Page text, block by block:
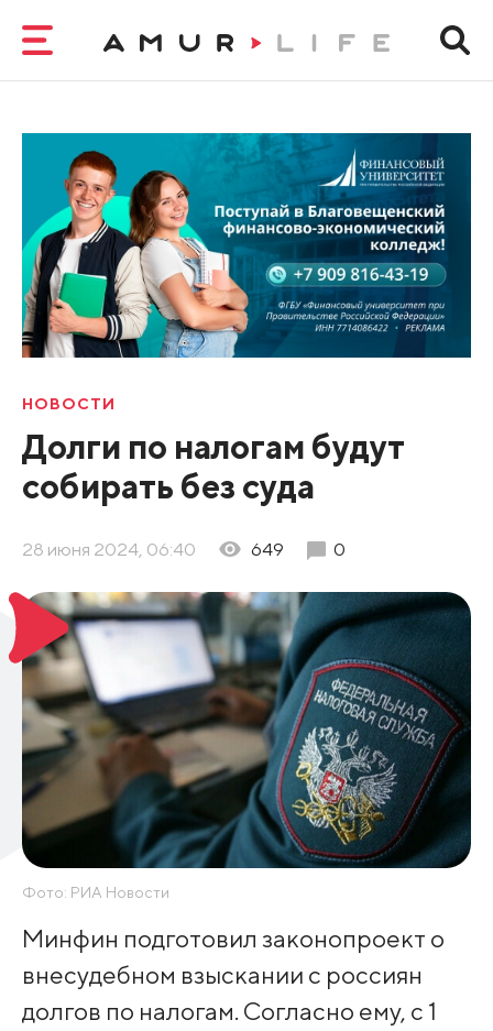
НОВОСТИ
Долги по налогам будут
собирать без суда
28 июня 2024, 06:40 649 0
Фото: РИА Новости
Минфин подготовил законопроект о
внесудебном взыскании с россиян
долгов по налогам. Согласно ему, с 1